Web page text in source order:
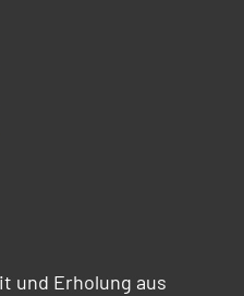
und Erholung aus